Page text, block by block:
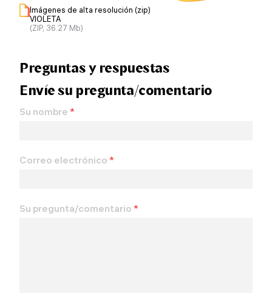
Imágenes de alta resolución (zip)
VIOLETA
(ZIP, 36.27 Mb)
Preguntas y respuestas
Envíe su pregunta/comentario
Su nombre *
Correo electrónico *
Su pregunta/comentario *